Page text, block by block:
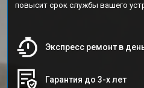
повысит срок службы вашего
Экспресс ремонт в
Гарантия до 3-х лет